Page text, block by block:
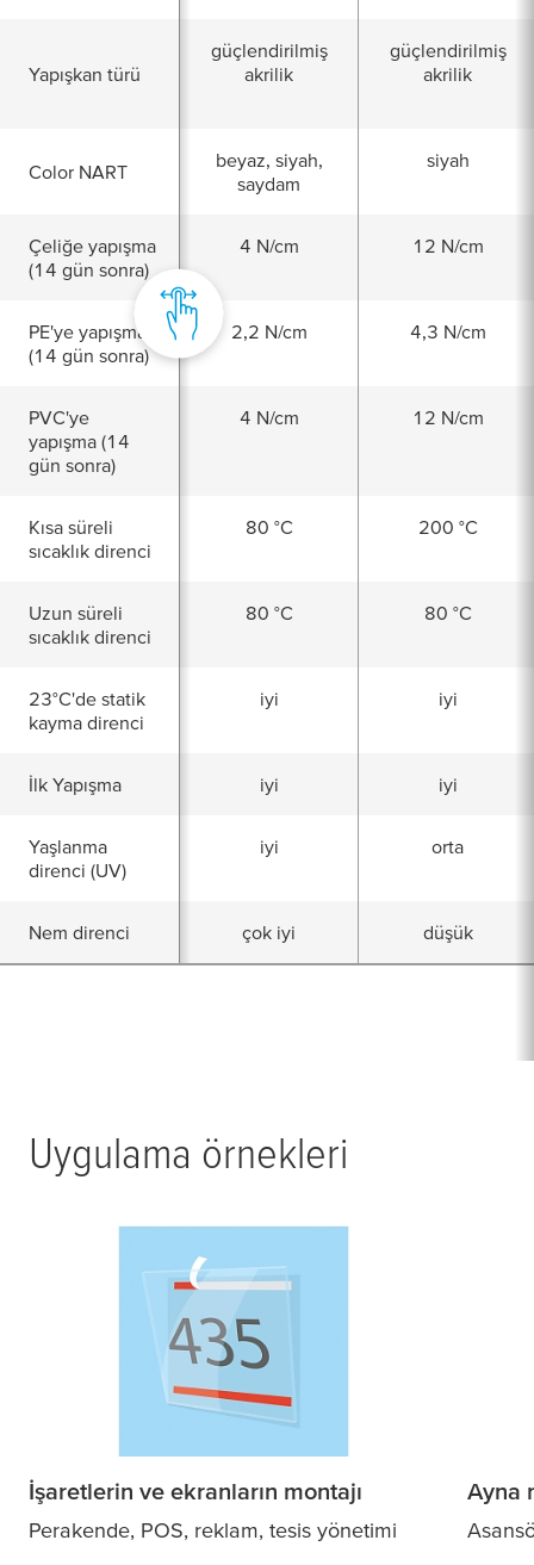
Yapışkan türü
güçlendirilmiş
akrilik
güçlendirilmiş
akrilik
Color NART
beyaz, siyah,
saydam
siyah
Çeliğe yapışma
(14 gün sonra)
4 N/cm 12 N/cm
PE'ye yapışma
(14 gün sonra)
2,2 N/cm 4,3 N/cm
PVC'ye
yapışma (14
gün sonra)
4 N/cm 12 N/cm
Kısa süreli
sıcaklık direnci
80 °C 200 °C
Uzun süreli
sıcaklık direnci
80 °C 80 °C
23°C'de statik
kayma direnci
iyi iyi
İlk Yapışma iyi iyi
Yaşlanma
direnci (UV)
iyi orta
Nem direnci çok iyi düşük
Uygulama örnekleri
İşaretlerin ve ekranların montajı
Perakende, POS, reklam, tesis yönetimi
Ayna